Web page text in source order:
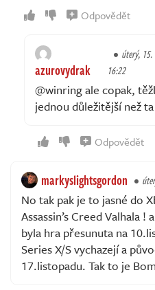
Odpovědět
azurovydrak
úterý, 15.
16:22
@winring ale copak,
jednou důležitější než ta
Odpovědět
markyslightsgordon
No tak pak je to jasné do
Assassin’s Creed Valhala
byla hra přesunuta na
Series X/S vychazejí a
17.listopadu. Tak to je